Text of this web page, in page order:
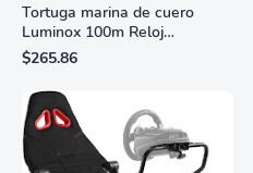
Tortuga marina de cuero
Luminox 100m Reloj
analógico de cuarzo
resistente al agua
$265.86